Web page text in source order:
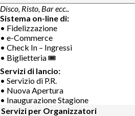
Disco, Risto, Bar ecc..
Sistema on-line di:
• Fidelizzazione
• e-Commerce
• Check In – Ingressi
• Biglietteria 🎟
Servizi di lancio:
• Servizio di P.R.
• Nuova Apertura
• Inaugurazione Stagione
Servizi per Organizzatori